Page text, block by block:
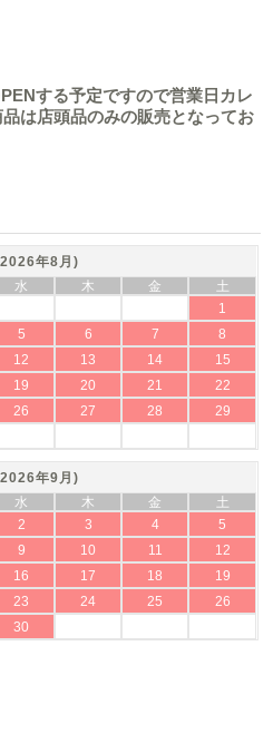
する予定ですので営業日カレ
は店頭品のみの販売となってお
年8月)
水 木 金
土
1
5 6 7
8
12 13 14
15
19 20 21
22
26 27 28
29
年9月)
水 木 金
土
2 3 4
5
9 10 11
12
16 17 18
19
23 24 25
26
30